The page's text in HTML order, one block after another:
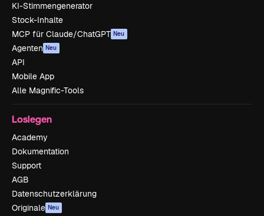
KI-Stimmengenerator
Stock-Inhalte
MCP für Claude/ChatGPT Neu
Agenten Neu
API
Mobile App
Alle Magnific-Tools
Loslegen
Academy
Dokumentation
Support
AGB
Datenschutzerklärung
Originale Neu